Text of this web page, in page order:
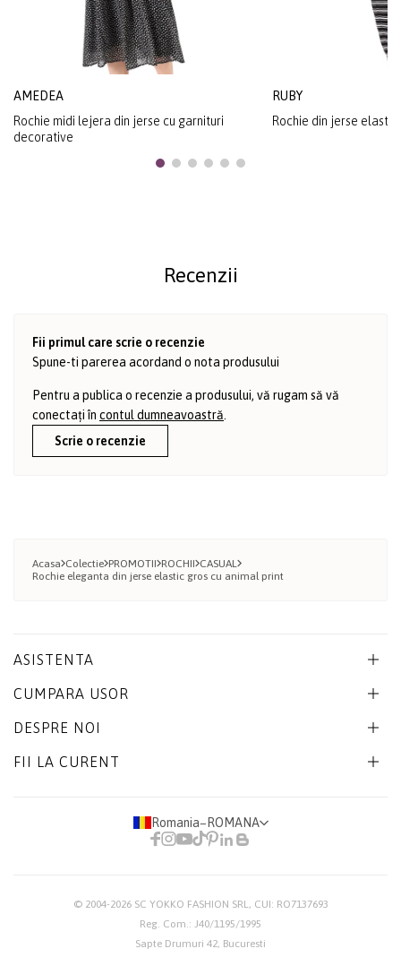
AMEDEA
Rochie midi lejera din jerse cu garnituri
decorative
RUBY
Rochie din jerse
Recenzii
Fii primul care scrie o recenzie
Spune-ti parerea acordand o nota produsului
Pentru a publica o recenzie a produsului, vă rugam să vă
conectați în contul dumneavoastră
Scrie o recenzie
Acasa Colectie PROMOTII ROCHII CASUAL
Rochie eleganta din jerse elastic gros cu animal print
ASISTENTA
CUMPARA USOR
DESPRE NOI
FII LA CURENT
Romania− ROMANA
© 2004-2026 SC YOKKO FASHION SRL, CUI: RO7137693
Reg. Com.: J40/1195/1995
Sapte Drumuri 42, Bucuresti